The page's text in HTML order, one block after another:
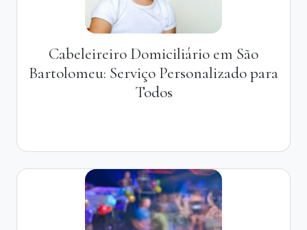
Cabeleireiro Domiciliário em São
Bartolomeu: Serviço Personalizado para
Todos